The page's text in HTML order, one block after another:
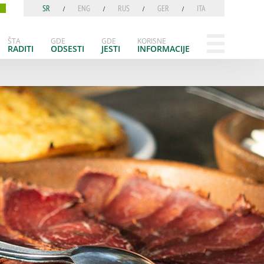
SR ENG RUS GER ITA
ŠTA
RADITI
GDE
ODSESTI
GDE
JESTI
KORISNE
INFORMACIJE